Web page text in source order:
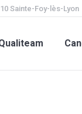
Sainte-Foy-lès-Lyon